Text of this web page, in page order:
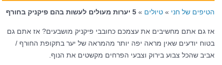
הטיפים של חני » טיולים » 5 יערות מעולים לעשות בהם פיקניק בחורף
אז גם אתם מחשיבים את עצמכם כחובבי פיקניק מושבעים? אז אתם גם
בטוח יודעים שאין מראה יפה יותר מהמראה של יער בתקופת החורף /
אביב שהכל צבוע בירוק וצבעי הפרחים מקשטים את הנוף.